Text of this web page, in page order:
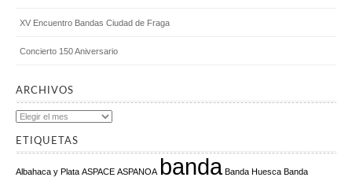
XV Encuentro Bandas Ciudad de Fraga
Concierto 150 Aniversario
ARCHIVOS
Archivos
ETIQUETAS
Albahaca y Plata ASPACE ASPANOA banda Banda Huesca Banda